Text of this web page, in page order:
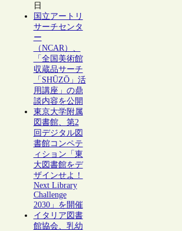
日
国立アートリ
サーチセンタ
ー
（NCAR）、
「全国美術館
収蔵品サーチ
「SHŪZŌ」活
用講座」の鼎
談内容を公開
東京大学附属
図書館、第2
回デジタル図
書館コンペテ
ィション「東
大図書館をデ
ザインせよ！
Next Library
Challenge
2030」を開催
イタリア図書
館協会、乳幼